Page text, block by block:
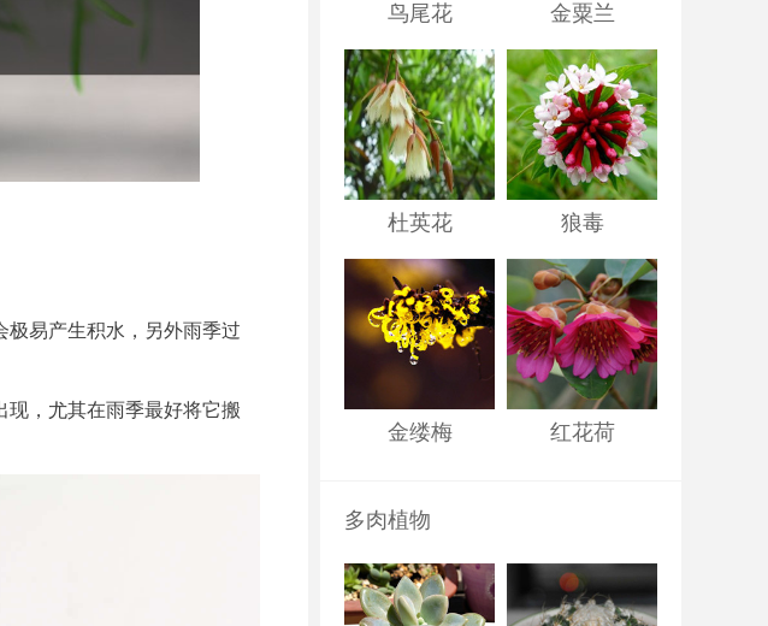
极易产生积水，另外雨季过
现，尤其在雨季最好将它搬
鸟尾花 金粟兰
杜英花 狼毒
金缕梅 红花荷
多肉植物